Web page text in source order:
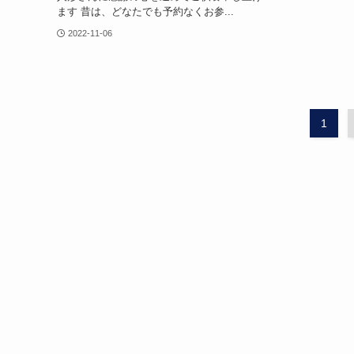
ます 昔は、どなたでも予約なくお参...
2022-11-06
1